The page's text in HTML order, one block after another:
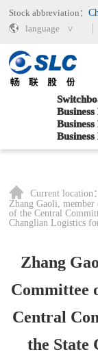
Stock abbreviation：
language
Current location
Zhang Gaoli,
of the Central
Changlian Logistics
Zhang
Committee
Central
the State